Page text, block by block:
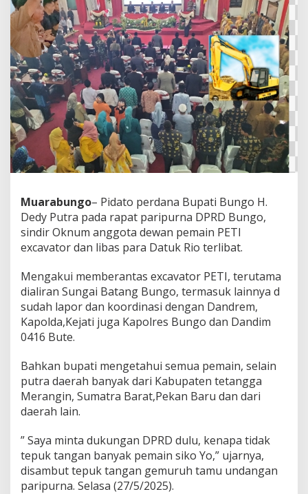
Muarabungo– Pidato perdana Bupati Bungo H.
Dedy Putra pada rapat paripurna DPRD Bungo,
sindir Oknum anggota dewan pemain PETI
excavator dan libas para Datuk Rio terlibat.
Mengakui memberantas excavator PETI, terutama
dialiran Sungai Batang Bungo, termasuk lainnya d
sudah lapor dan koordinasi dengan Dandrem,
Kapolda,Kejati juga Kapolres Bungo dan Dandim
0416 Bute.
Bahkan bupati mengetahui semua pemain, selain
putra daerah banyak dari Kabupaten tetangga
Merangin, Sumatra Barat,Pekan Baru dan dari
daerah lain.
” Saya minta dukungan DPRD dulu, kenapa tidak
tepuk tangan banyak pemain siko Yo,” ujarnya,
disambut tepuk tangan gemuruh tamu undangan
paripurna. Selasa (27/5/2025).